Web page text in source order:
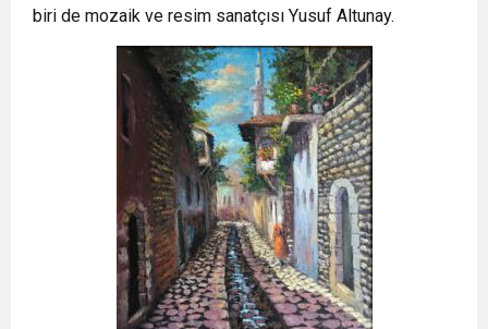
biri de mozaik ve resim sanatçısı Yusuf Altunay.